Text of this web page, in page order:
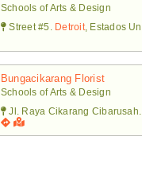
Schools of Arts & Design
Street #5. Detroit, Estados
Bungacikarang Florist
Schools of Arts & Design
Jl. Raya Cikarang Cibarusah.